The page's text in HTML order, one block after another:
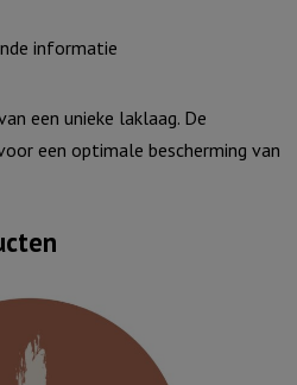
informatie
een unieke laklaag. De
een optimale bescherming van